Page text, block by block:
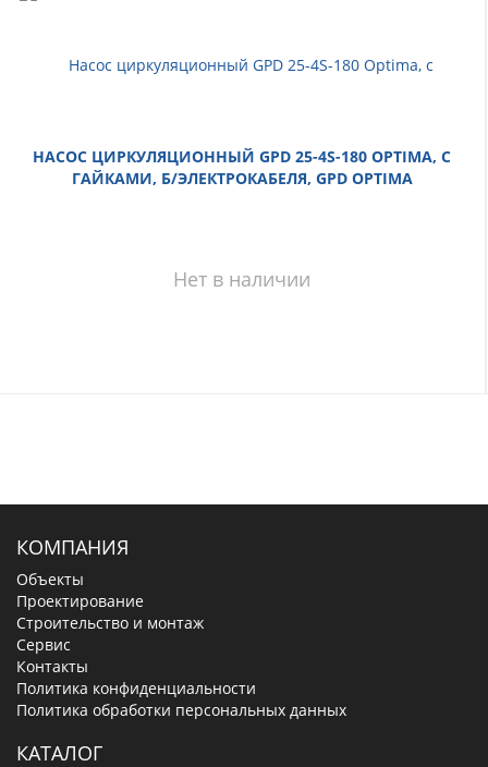
НАСОС ЦИРКУЛЯЦИОННЫЙ GPD 25-4S-180 OPTIMA, С
ГАЙКАМИ, Б/ЭЛЕКТРОКАБЕЛЯ, GPD OPTIMA
Нет в наличии
КОМПАНИЯ
Объекты
Проектирование
Строительство и монтаж
Сервис
Контакты
Политика конфиденциальности
Политика обработки персональных данных
КАТАЛОГ